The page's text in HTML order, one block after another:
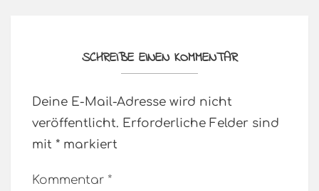
SCHREIBE EINEN KOMMENTAR
Deine E-Mail-Adresse wird nicht
veröffentlicht. Erforderliche Felder sind
mit * markiert
Kommentar *